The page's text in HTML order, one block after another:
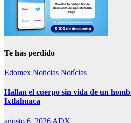
Te has perdido
Edomex Noticias Notícias
Hallan el cuerpo sin vida de un
Ixtlahuaca
agosto 6, 2026 ADX